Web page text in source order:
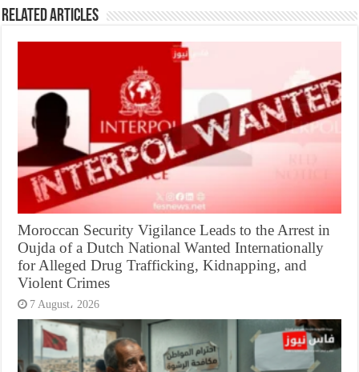
Related Articles
Moroccan Security Vigilance Leads to the Arrest in
Oujda of a Dutch National Wanted Internationally
for Alleged Drug Trafficking, Kidnapping, and
Violent Crimes
7 August، 2026